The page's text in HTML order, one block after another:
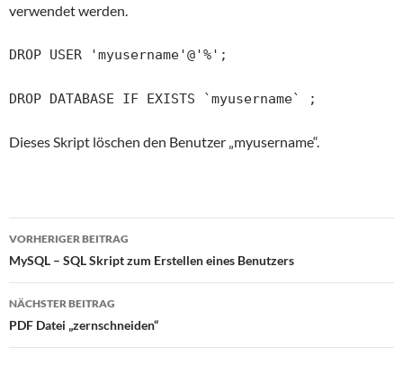
verwendet werden.
DROP USER 'myusername'@'%';
DROP DATABASE IF EXISTS `myusername` ;
Dieses Skript löschen den Benutzer „myusername“.
Beitragsnavigation
VORHERIGER BEITRAG
MySQL – SQL Skript zum Erstellen eines Benutzers
NÄCHSTER BEITRAG
PDF Datei „zernschneiden“